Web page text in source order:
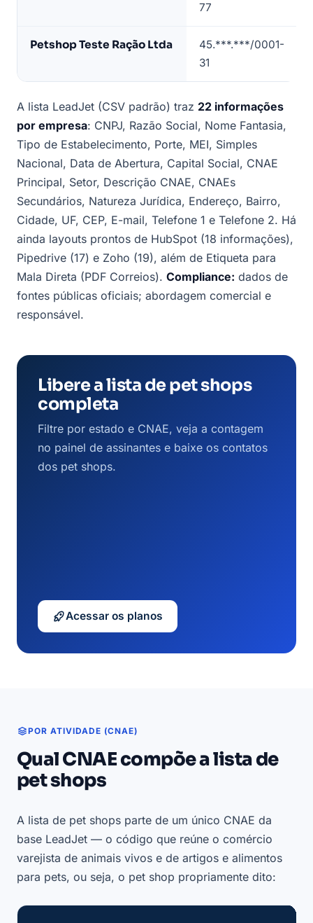
77
Petshop Teste Ração Ltda
45.***.***/0001-
31
A lista LeadJet (CSV padrão) traz 22 informações
por empresa: CNPJ, Razão Social, Nome Fantasia,
Tipo de Estabelecimento, Porte, MEI, Simples
Nacional, Data de Abertura, Capital Social, CNAE
Principal, Setor, Descrição CNAE, CNAEs
Secundários, Natureza Jurídica, Endereço, Bairro,
Cidade, UF, CEP, E-mail, Telefone 1 e Telefone 2. Há
ainda layouts prontos de HubSpot (18 informações),
Pipedrive (17) e Zoho (19), além de Etiqueta para
Mala Direta (PDF Correios). Compliance: dados de
fontes públicas oficiais; abordagem comercial e
responsável.
Libere a lista de pet shops
completa
Filtre por estado e CNAE, veja a contagem
no painel de assinantes e baixe os contatos
dos pet shops.
Acessar os planos
POR ATIVIDADE (CNAE)
Qual CNAE compõe a lista de
pet shops
A lista de pet shops parte de um único CNAE da
base LeadJet — o código que reúne o comércio
varejista de animais vivos e de artigos e alimentos
para pets, ou seja, o pet shop propriamente dito: